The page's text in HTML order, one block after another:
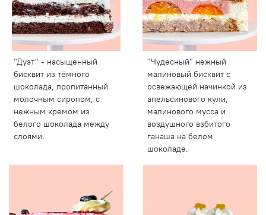
"Дуэт" - насыщенный
бисквит из тёмного
шоколада, пропитанный
молочным сиропом, с
нежным кремом из
белого шоколада между
слоями.
"Чудесный" нежный
малиновый бисквит с
освежающей начинкой из
апельсинового кули,
малинового мусса и
воздушного взбитого
ганаша на белом
шоколаде.